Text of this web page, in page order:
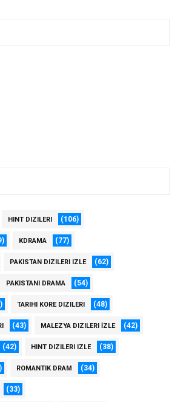
HINT DIZILERI (106)
KDRAMA (77)
PAKISTAN DIZILERI IZLE (62)
PAKISTANI DRAMA (54)
TARIHI KORE DIZILERI (48)
(43) MALEZYA DIZILERI İZLE (42)
(42) HINT DIZILERI IZLE (38)
ROMANTIK DRAM (34)
(33)